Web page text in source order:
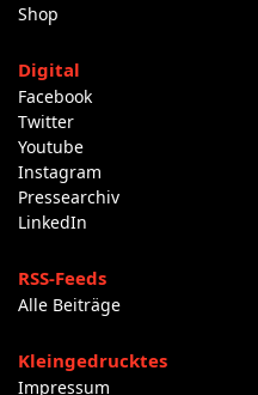
Shop
Digital
Facebook
Twitter
Youtube
Instagram
Pressearchiv
LinkedIn
RSS-Feeds
Alle Beiträge
Kleingedrucktes
Impressum